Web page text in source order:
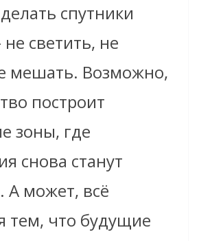
спутники
светить, не
мешать. Возможно,
построит
зоны, где
снова станут
может, всё
тем, что будущие